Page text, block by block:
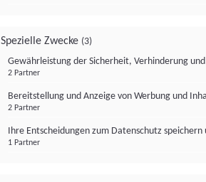
Spezielle Zwecke (3)
Gewährleistung der Sicherheit, Verhinderung
2 Partner
Bereitstellung und Anzeige von Werbung und
2 Partner
Ihre Entscheidungen zum Datenschutz
1 Partner